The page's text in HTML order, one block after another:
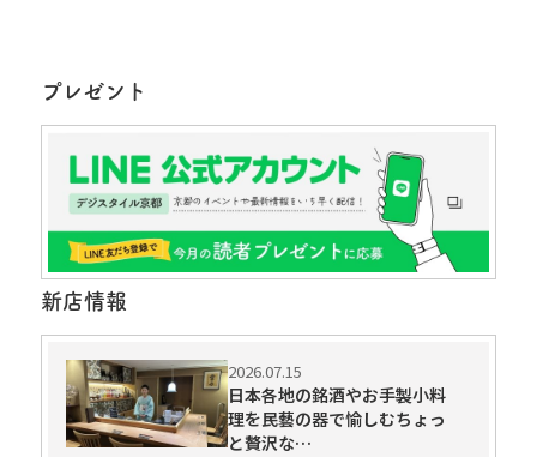
プレゼント
新店情報
2026.07.15
日本各地の銘酒やお手製小料
理を民藝の器で愉しむちょっ
と贅沢な…